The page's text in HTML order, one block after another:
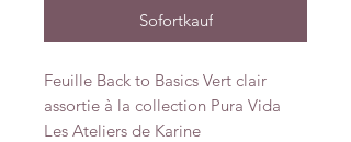
Sofortkauf
Feuille Back to Basics Vert clair
assortie à la collection Pura Vida
Les Ateliers de Karine